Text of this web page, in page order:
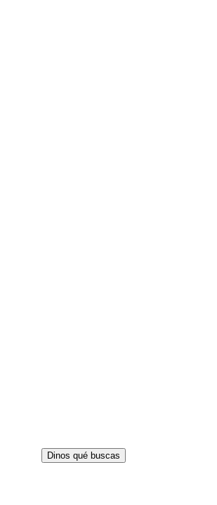
Dinos qué buscas